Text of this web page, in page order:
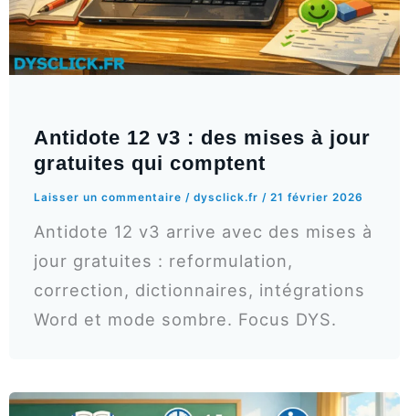
Antidote 12 v3 : des mises à jour
gratuites qui comptent
Laisser un commentaire /dysclick.fr/21 février 2026
Antidote 12 v3 arrive avec des mises à
jour gratuites : reformulation,
correction, dictionnaires, intégrations
Word et mode sombre. Focus DYS.